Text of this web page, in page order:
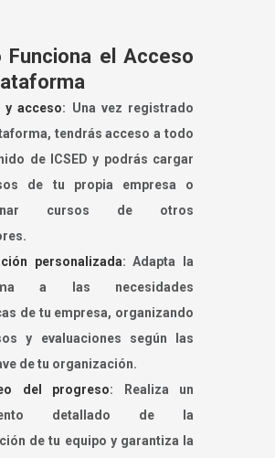
Funciona el Acceso
y acceso: Una vez registrado
tendrás acceso a todo
de ICSED y podrás cargar
de tu propia empresa o
cursos de otros
personalizada: Adapta la
a las necesidades
de tu empresa, organizando
y evaluaciones según las
de tu organización.
del progreso: Realiza un
detallado de la
de tu equipo y garantiza la